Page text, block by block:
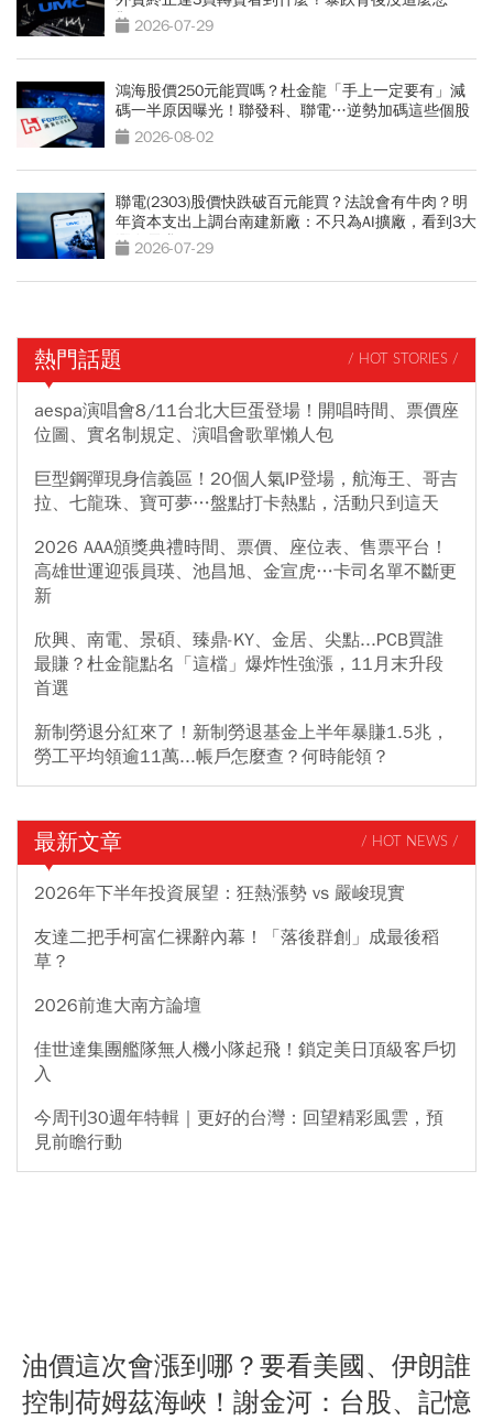
觀？2026-07-29
鴻海股價250元能買嗎？杜金龍「手上一定要有」減
碼一半原因曝光！聯發科、聯電…逆勢加碼這些個股
2026-08-02
聯電(2303)股價快跌破百元能買？法說會有牛肉？明
年資本支出上調台南建新廠：不只為AI擴廠，看到3大
潛在需求
2026-07-29
熱門話題 / HOT STORIES /
aespa演唱會8/11台北大巨蛋登場！開唱時間、票價座
位圖、實名制規定、演唱會歌單懶人包
巨型鋼彈現身信義區！20個人氣IP登場，航海王、哥吉
拉、七龍珠、寶可夢…盤點打卡熱點，活動只到這天
2026 AAA頒獎典禮時間、票價、座位表、售票平台！
高雄世運迎張員瑛、池昌旭、金宣虎…卡司名單不斷更
新
欣興、南電、景碩、臻鼎-KY、金居、尖點...PCB買誰
最賺？杜金龍點名「這檔」爆炸性強漲，11月末升段
首選
新制勞退分紅來了！新制勞退基金上半年暴賺1.5兆，
勞工平均領逾11萬...帳戶怎麼查？何時能領？
最新文章 / HOT NEWS /
2026年下半年投資展望：狂熱漲勢 vs 嚴峻現實
友達二把手柯富仁裸辭內幕！「落後群創」成最後稻
草？
2026前進大南方論壇
佳世達集團艦隊無人機小隊起飛！鎖定美日頂級客戶切
入
今周刊30週年特輯｜更好的台灣：回望精彩風雲，預
見前瞻行動
油價這次會漲到哪？要看美國、伊朗誰
控制荷姆茲海峽！謝金河：台股、記憶